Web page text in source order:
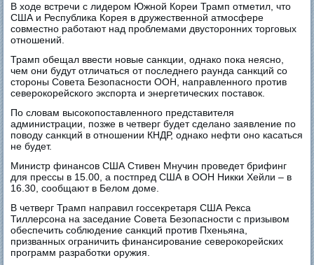
В ходе встречи с лидером Южной Кореи Трамп отметил, что
США и Республика Корея в дружественной атмосфере
совместно работают над проблемами двусторонних торговых
отношений.
Трамп обещал ввести новые санкции, однако пока неясно,
чем они будут отличаться от последнего раунда санкций со
стороны Совета Безопасности ООН, направленного против
северокорейского экспорта и энергетических поставок.
По словам высокопоставленного представителя
администрации, позже в четверг будет сделано заявление по
поводу санкций в отношении КНДР, однако нефти оно касаться
не будет.
Министр финансов США Стивен Мнучин проведет брифинг
для прессы в 15.00, а постпред США в ООН Никки Хейли – в
16.30, сообщают в Белом доме.
В четверг Трамп направил госсекретаря США Рекса
Тиллерсона на заседание Совета Безопасности с призывом
обеспечить соблюдение санкций против Пхеньяна,
призванных ограничить финансирование северокорейских
программ разработки оружия.